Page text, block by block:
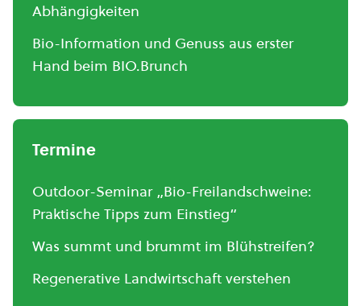
Abhängigkeiten
Bio-Information und Genuss aus erster
Hand beim BIO.Brunch
Termine
Outdoor-Seminar „Bio-Freilandschweine:
Praktische Tipps zum Einstieg“
Was summt und brummt im Blühstreifen?
Regenerative Landwirtschaft verstehen